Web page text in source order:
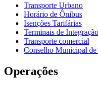
Transporte Urbano
Horário de Ônibus
Isenções Tarifárias
Terminais de Integração
Transporte comercial
Conselho Municipal de
Operações